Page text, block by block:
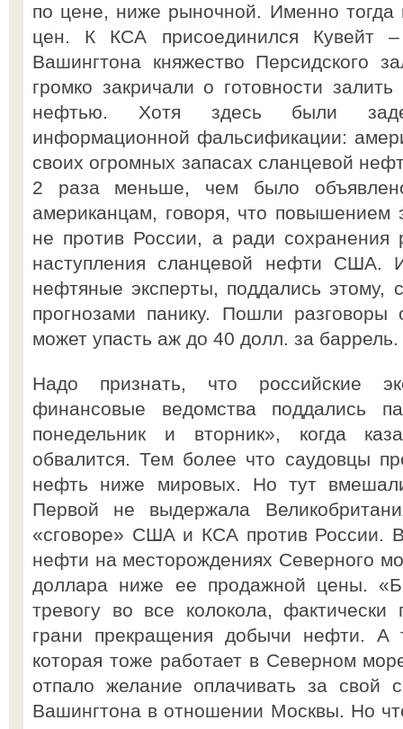
по цене, ниже рыночной. Именно тогда
цен. К КСА присоединился Кувейт
Вашингтона княжество Персидского
громко закричали о готовности
нефтью. Хотя здесь были
информационной фальсификации:
своих огромных запасах сланцевой
2 раза меньше, чем было
американцам, говоря, что повышением
не против России, а ради
наступления сланцевой нефти США.
нефтяные эксперты, поддались этому,
прогнозами панику. Пошли
может упасть аж до 40 долл. за баррель.
Надо признать, что российские
финансовые ведомства поддались
понедельник и вторник», когда
обвалится. Тем более что саудовцы
нефть ниже мировых. Но тут
Первой не выдержала
«сговоре» США и КСА против России.
нефти на месторождениях Северного
доллара ниже ее продажной цены.
тревогу во все колокола, фактически
грани прекращения добычи нефти.
которая тоже работает в Северном
отпало желание оплачивать за свой
Вашингтона в отношении Москвы. Но